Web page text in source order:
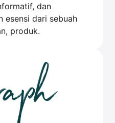
dan
esensi dari sebuah
produk.